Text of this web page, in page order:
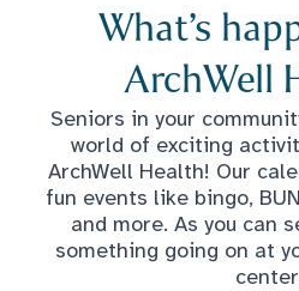
What’s
ArchWell
Seniors in your
world of exciting
ArchWell Health! Our
fun events like bingo,
and more. As you can
something going on at